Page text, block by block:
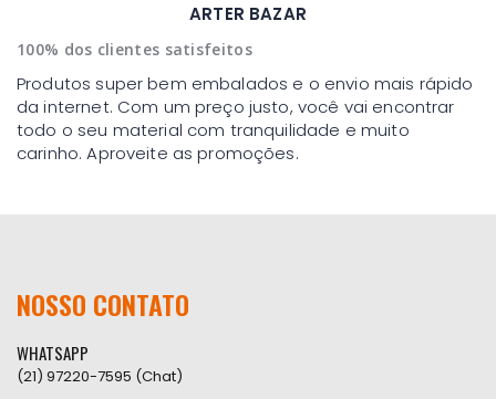
ARTER BAZAR
100% dos clientes satisfeitos
Produtos super bem embalados e o envio mais rápido
da internet. Com um preço justo, você vai encontrar
todo o seu material com tranquilidade e muito
carinho. Aproveite as promoções.
NOSSO CONTATO
WHATSAPP
(21) 97220-7595 (Chat)